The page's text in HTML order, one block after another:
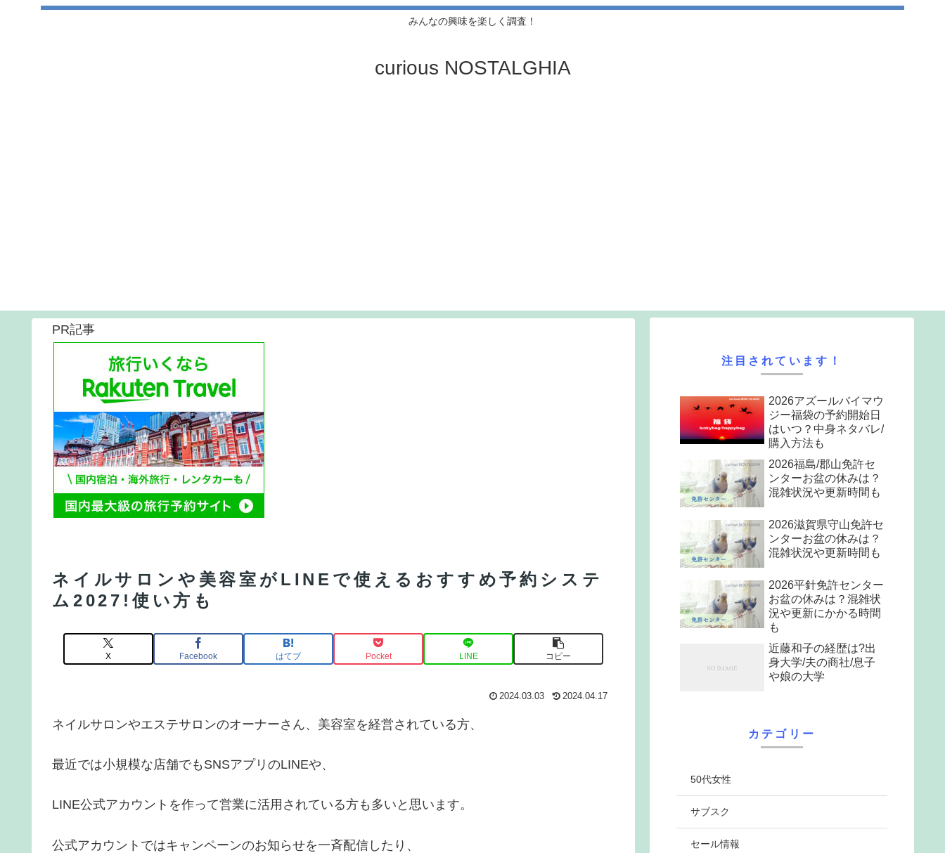
みんなの興味を楽しく調査！
curious NOSTALGHIA
PR記事
ネイルサロンや美容室がLINEで使えるおすすめ予約システ
ム2027!使い方も
X Facebook はてブ Pocket LINE コピー
2024.03.03 2024.04.17
ネイルサロンやエステサロンのオーナーさん、美容室を経営されている方、
最近では小規模な店舗でもSNSアプリのLINEや、
LINE公式アカウントを作って営業に活用されている方も多いと思います。
公式アカウントではキャンペーンのお知らせを一斉配信したり、
注目されています！
2026アズールバイマウ
ジー福袋の予約開始日
はいつ？中身ネタバレ/
購入方法も
2026福島/郡山免許セ
ンターお盆の休みは？
混雑状況や更新時間も
2026滋賀県守山免許セ
ンターお盆の休みは？
混雑状況や更新時間も
2026平針免許センター
お盆の休みは？混雑状
況や更新にかかる時間
も
近藤和子の経歴は?出
身大学/夫の商社/息子
や娘の大学
カテゴリー
50代女性
サブスク
セール情報